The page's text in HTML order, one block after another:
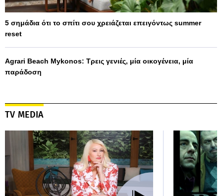
5 σημάδια ότι το σπίτι σου χρειάζεται επειγόντως summer
reset
Agrari Beach Mykonos: Τρεις γενιές, μία οικογένεια, μία
παράδοση
TV MEDIA